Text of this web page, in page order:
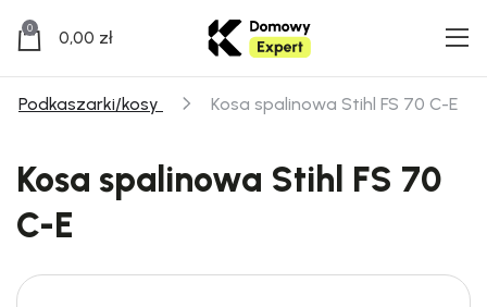
0 0,00 zł
Podkaszarki/kosy Kosa spalinowa Stihl FS 70 C-E
Kosa spalinowa Stihl FS 70
C-E